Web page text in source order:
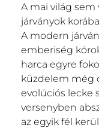
A mai világ sem
járványok
A modern
emberiség
harca egyre
küzdelem még
evolúciós lecke
versenyben
az egyik fél